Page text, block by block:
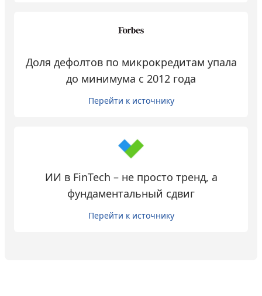
Доля дефолтов по микрокредитам упала
до минимума с 2012 года
Перейти к источнику
ИИ в FinTech – не просто тренд, а
фундаментальный сдвиг
Перейти к источнику